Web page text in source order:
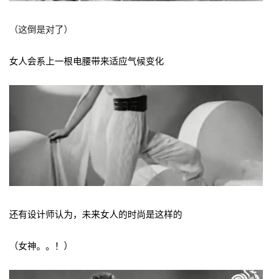
（这倒是对了）
女人会系上一根电腰带来适应气候变化
还有设计师认为，未来女人的时尚是这样的
（女神。。！）